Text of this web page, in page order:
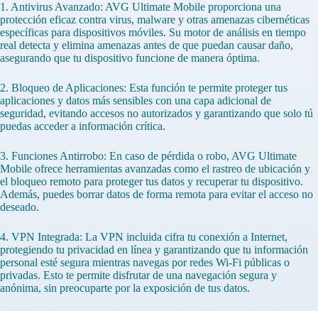
1. Antivirus Avanzado: AVG Ultimate Mobile proporciona una
protección eficaz contra virus, malware y otras amenazas cibernéticas
específicas para dispositivos móviles. Su motor de análisis en tiempo
real detecta y elimina amenazas antes de que puedan causar daño,
asegurando que tu dispositivo funcione de manera óptima.
2. Bloqueo de Aplicaciones: Esta función te permite proteger tus
aplicaciones y datos más sensibles con una capa adicional de
seguridad, evitando accesos no autorizados y garantizando que solo tú
puedas acceder a información crítica.
3. Funciones Antirrobo: En caso de pérdida o robo, AVG Ultimate
Mobile ofrece herramientas avanzadas como el rastreo de ubicación y
el bloqueo remoto para proteger tus datos y recuperar tu dispositivo.
Además, puedes borrar datos de forma remota para evitar el acceso no
deseado.
4. VPN Integrada: La VPN incluida cifra tu conexión a Internet,
protegiendo tu privacidad en línea y garantizando que tu información
personal esté segura mientras navegas por redes Wi-Fi públicas o
privadas. Esto te permite disfrutar de una navegación segura y
anónima, sin preocuparte por la exposición de tus datos.